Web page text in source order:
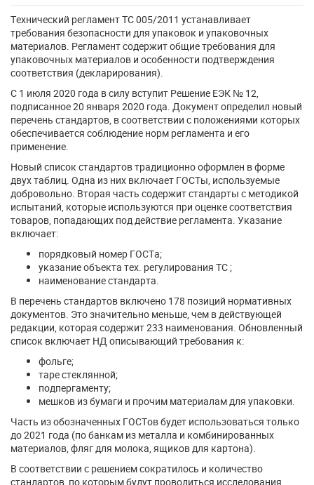
Технический регламент ТС 005/2011 устанавливает
требования безопасности для упаковок и упаковочных
материалов. Регламент содержит общие требования для
упаковочных материалов и особенности подтверждения
соответствия (декларирования).
С 1 июля 2020 года в силу вступит Решение ЕЭК № 12,
подписанное 20 января 2020 года. Документ определил новый
перечень стандартов, в соответствии с положениями которых
обеспечивается соблюдение норм регламента и его
применение.
Новый список стандартов традиционно оформлен в форме
двух таблиц. Одна из них включает ГОСТы, используемые
добровольно. Вторая часть содержит стандарты с методикой
испытаний, которые используются при оценке соответствия
товаров, попадающих под действие регламента. Указание
включает:
порядковый номер ГОСТа;
указание объекта тех. регулирования ТС ;
наименование стандарта.
В перечень стандартов включено 178 позиций нормативных
документов. Это значительно меньше, чем в действующей
редакции, которая содержит 233 наименования. Обновленный
список включает НД описывающий требования к:
фольге;
таре стеклянной;
подпергаменту;
мешков из бумаги и прочим материалам для упаковки.
Часть из обозначенных ГОСТов будет использоваться только
до 2021 года (по банкам из металла и комбинированных
материалов, фляг для молока, ящиков для картона).
В соответствии с решением сократилось и количество
стандартов, по которым будут проводиться исследования